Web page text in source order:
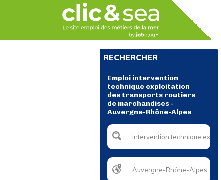
RECHERCHER
Emploi intervention
technique exploitation
des transports routiers
de marchandises -
Auvergne-Rhône-Alpes